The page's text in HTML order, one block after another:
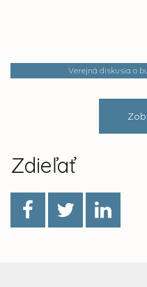
Verejná diskusia o
Zdieľať